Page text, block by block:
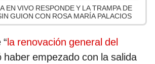
EN VIVO RESPONDE Y LA TRAMPA DE
GUION CON ROSA MARÍA PALACIOS
la renovación general del
haber empezado con la salida